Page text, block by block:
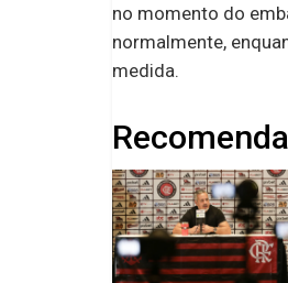
no momento do
normalmente,
medida.